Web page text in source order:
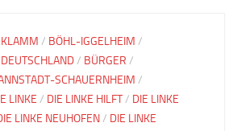
/ BÖHL-IGGELHEIM /
/ BÜRGER /
SCHAUERNHEIM /
LINKE / DIE LINKE HILFT/ DIE LINKE
LINKE NEUHOFEN/ DIE LINKE